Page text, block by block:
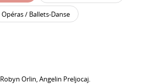
Opéras / Ballets-Danse
Robyn Orlin Angelin Preljocaj